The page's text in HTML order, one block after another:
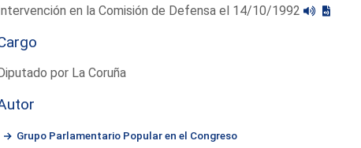
en la Comisión de Defensa el 14/10/1992
por La Coruña
Grupo Parlamentario Popular en el Congreso